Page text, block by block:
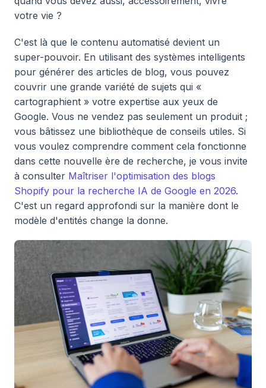
votre vie ?
C'est là que le contenu automatisé devient un
super-pouvoir. En utilisant des systèmes intelligents
pour générer des articles de blog, vous pouvez
couvrir une grande variété de sujets qui «
cartographient » votre expertise aux yeux de
Google. Vous ne vendez pas seulement un produit ;
vous bâtissez une bibliothèque de conseils utiles. Si
vous voulez comprendre comment cela fonctionne
dans cette nouvelle ère de recherche, je vous invite
à consulter Maîtriser l'optimisation des blogs
Shopify pour la recherche IA de Google en 2026.
C'est un regard approfondi sur la manière dont le
modèle d'entités change la donne.